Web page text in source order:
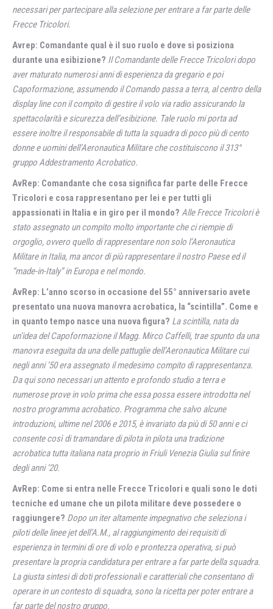
necessari per partecipare alla selezione per entrare a far parte delle
Frecce Tricolori.
Avrep: Comandante qual è il suo ruolo e dove si posiziona
durante una esibizione? Il Comandante delle Frecce Tricolori dopo
aver maturato numerosi anni di esperienza da gregario e poi
Capoformazione, assumendo il Comando passa a terra, al centro della
display line con il compito di gestire il volo via radio assicurando la
spettacolarità e sicurezza dell’esibizione. Tale ruolo mi porta ad
essere inoltre il responsabile di tutta la squadra di poco più di cento
donne e uomini dell’Aeronautica Militare che costituiscono il 313°
gruppo Addestramento Acrobatico.
AvRep: Comandante che cosa significa far parte delle Frecce
Tricolori e cosa rappresentano per lei e per tutti gli
appassionati in Italia e in giro per il mondo? Alle Frecce Tricolori è
stato assegnato un compito molto importante che ci riempie di
orgoglio, ovvero quello di rappresentare non solo l’Aeronautica
Militare in Italia, ma ancor di più rappresentare il nostro Paese ed il
“made-in-Italy” in Europa e nel mondo.
AvRep: L’anno scorso in occasione del 55° anniversario avete
presentato una nuova manovra acrobatica, la “scintilla”. Come e
in quanto tempo nasce una nuova figura? La scintilla, nata da
un’idea del Capoformazione il Magg. Mirco Caffelli, trae spunto da una
manovra eseguita da una delle pattuglie dell’Aeronautica Militare cui
negli anni ’50 era assegnato il medesimo compito di rappresentanza.
Da qui sono necessari un attento e profondo studio a terra e
numerose prove in volo prima che essa possa essere introdotta nel
nostro programma acrobatico. Programma che salvo alcune
introduzioni, ultime nel 2006 e 2015, è invariato da più di 50 anni e ci
consente così di tramandare di pilota in pilota una tradizione
acrobatica tutta italiana nata proprio in Friuli Venezia Giulia sul finire
degli anni ’20.
AvRep: Come si entra nelle Frecce Tricolori e quali sono le doti
tecniche ed umane che un pilota militare deve possedere o
raggiungere? Dopo un iter altamente impegnativo che seleziona i
piloti delle linee jet dell’A.M., al raggiungimento dei requisiti di
esperienza in termini di ore di volo e prontezza operativa, si può
presentare la propria candidatura per entrare a far parte della squadra.
La giusta sintesi di doti professionali e caratteriali che consentano di
operare in un contesto di squadra, sono la ricetta per poter entrare a
far parte del nostro gruppo.